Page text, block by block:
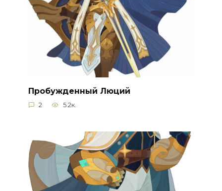
Пробужденный Люций
2 5.2к.